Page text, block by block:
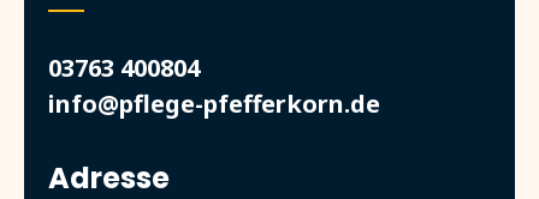
03763 400804
info@pflege-pfefferkorn.de
Adresse